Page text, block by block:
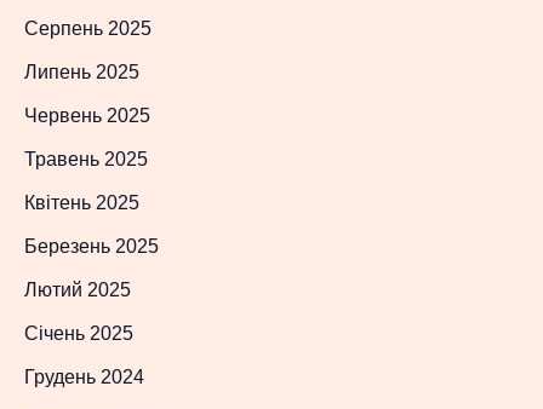
Серпень 2025
Липень 2025
Червень 2025
Травень 2025
Квітень 2025
Березень 2025
Лютий 2025
Січень 2025
Грудень 2024